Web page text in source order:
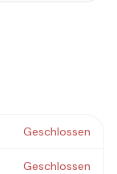
Geschlossen
Geschlossen